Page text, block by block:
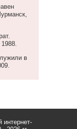
в
интернет-